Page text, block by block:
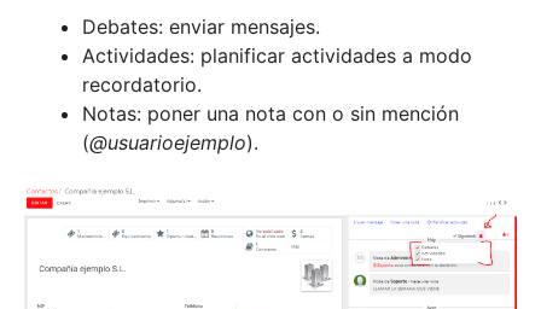
Debates: enviar mensajes.
Actividades: planificar actividades a modo
recordatorio.
Notas: poner una nota con o sin mención
(@usuarioejemplo).